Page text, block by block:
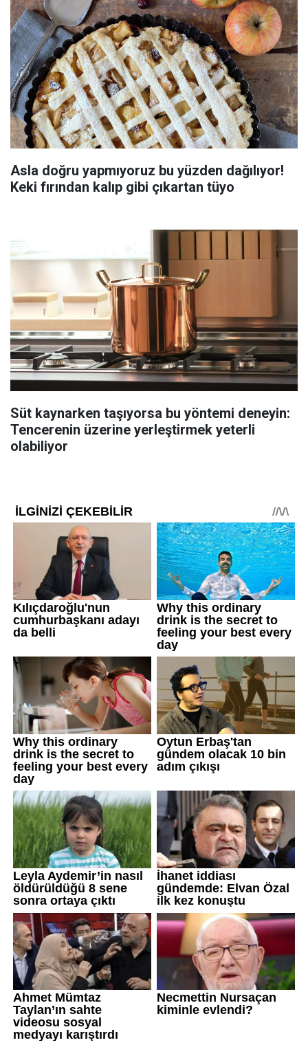
Asla doğru yapmıyoruz bu yüzden dağılıyor!
Keki fırından kalıp gibi çıkartan tüyo
Süt kaynarken taşıyorsa bu yöntemi deneyin:
Tencerenin üzerine yerleştirmek yeterli
olabiliyor